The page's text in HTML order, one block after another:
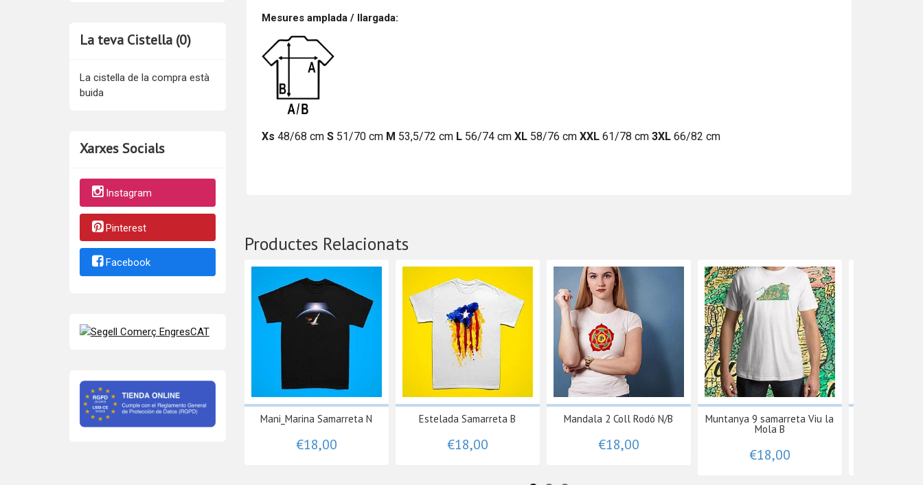
La teva Cistella (0)
La cistella de la compra està
buida
Xarxes Socials
Instagram
Pinterest
Facebook
Mesures amplada / llargada:
Xs 48/68 cmS 51/70 cm M 53,5/72 cm L 56/74 cmXL 58/76 cmXXL 61/78 cm3XL 66/82 cm
Productes Relacionats
Mani_Marina Samarreta N
€18,00
Estelada Samarreta B
€18,00
Mandala 2 Coll Rodó N/B
€18,00
Muntanya 9 samarreta Viu la
Mola B
€18,00